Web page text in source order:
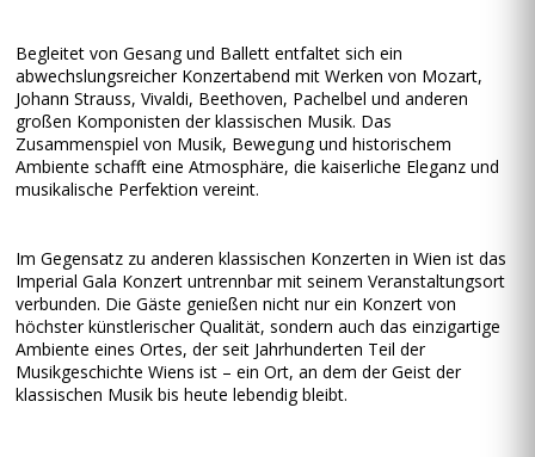
Begleitet von Gesang und Ballett entfaltet sich ein
abwechslungsreicher Konzertabend mit Werken von Mozart,
Johann Strauss, Vivaldi, Beethoven, Pachelbel und anderen
großen Komponisten der klassischen Musik. Das
Zusammenspiel von Musik, Bewegung und historischem
Ambiente schafft eine Atmosphäre, die kaiserliche Eleganz und
musikalische Perfektion vereint.
Im Gegensatz zu anderen klassischen Konzerten in Wien ist das
Imperial Gala Konzert untrennbar mit seinem Veranstaltungsort
verbunden. Die Gäste genießen nicht nur ein Konzert von
höchster künstlerischer Qualität, sondern auch das einzigartige
Ambiente eines Ortes, der seit Jahrhunderten Teil der
Musikgeschichte Wiens ist – ein Ort, an dem der Geist der
klassischen Musik bis heute lebendig bleibt.